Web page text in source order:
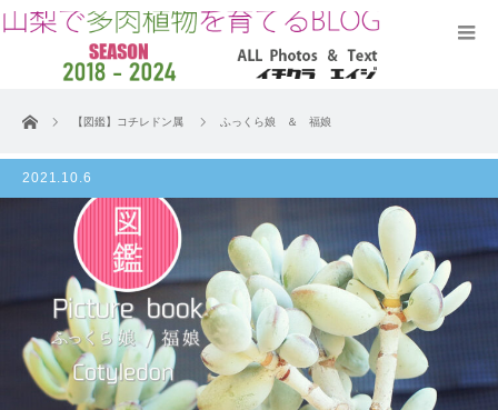
ホーム 【図鑑】コチレドン属 ふっくら娘 ＆ 福娘
2021.10.6